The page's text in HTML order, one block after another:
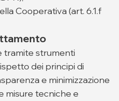
Cooperativa (art. 6.1.f
tramite strumenti
dei principi di
e minimizzazione
misure tecniche e